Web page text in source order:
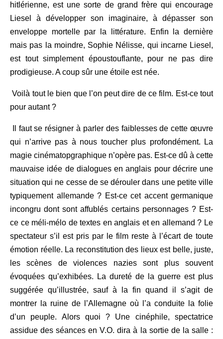
hitlérienne, est une sorte de grand frère qui encourage
Liesel à développer son imaginaire, à dépasser son
enveloppe mortelle par la littérature. Enfin la dernière
mais pas la moindre, Sophie Nélisse, qui incarne Liesel,
est tout simplement époustouflante, pour ne pas dire
prodigieuse. A coup sûr une étoile est née.
Voilà tout le bien que l’on peut dire de ce film. Est-ce tout
pour autant ?
Il faut se résigner à parler des faiblesses de cette œuvre
qui n’arrive pas à nous toucher plus profondément. La
magie cinématopgraphique n’opère pas. Est-ce dû à cette
mauvaise idée de dialogues en anglais pour décrire une
situation qui ne cesse de se dérouler dans une petite ville
typiquement allemande ? Est-ce cet accent germanique
incongru dont sont affublés certains personnages ? Est-
ce ce méli-mélo de textes en anglais et en allemand ? Le
spectateur s’il est pris par le film reste à l’écart de toute
émotion réelle. La reconstitution des lieux est belle, juste,
les scènes de violences nazies sont plus souvent
évoquées qu’exhibées. La dureté de la guerre est plus
suggérée qu’illustrée, sauf à la fin quand il s’agit de
montrer la ruine de l’Allemagne où l’a conduite la folie
d’un peuple. Alors quoi ? Une cinéphile, spectatrice
assidue des séances en V.O. dira à la sortie de la salle :